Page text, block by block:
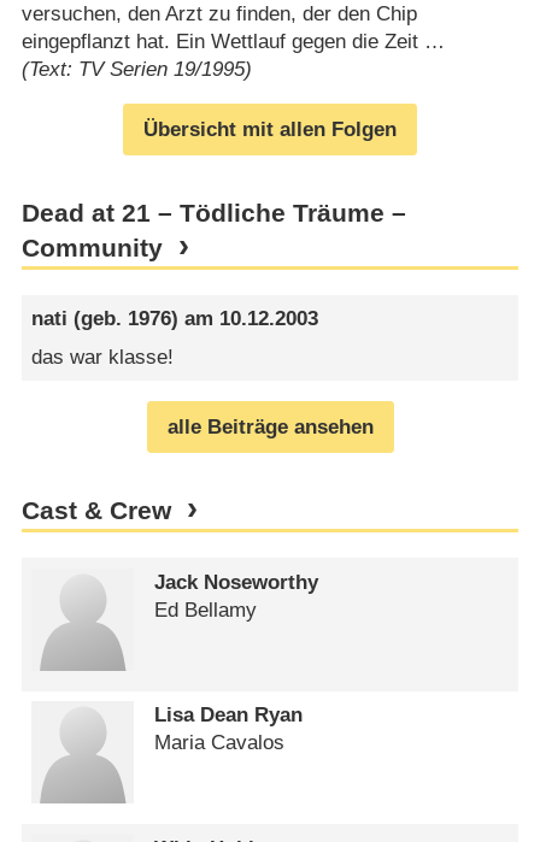
versuchen, den Arzt zu finden, der den Chip
eingepflanzt hat. Ein Wettlauf gegen die Zeit …
(Text: TV Serien 19/1995)
Übersicht mit allen Folgen
Dead at 21 – Tödliche Träume –
Community
nati (geb. 1976) am 10.12.2003
das war klasse!
alle Beiträge ansehen
Cast & Crew
Jack Noseworthy
Ed Bellamy
Lisa Dean Ryan
Maria Cavalos